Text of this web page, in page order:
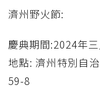
濟州野火節:
慶典期間:2024年
地點: 濟州特別自
59-8